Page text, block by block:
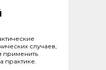
случаев,
применить
практике.